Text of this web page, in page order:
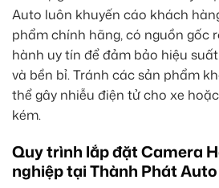
Auto luôn khuyến cáo khách
phẩm chính hãng, có nguồn gốc
hành uy tín để đảm bảo hiệu
và bền bỉ. Tránh các sản phẩm
thể gây nhiễu điện tử cho xe
kém.
Quy trình lắp đặt Camera
nghiệp tại Thành Phát Auto